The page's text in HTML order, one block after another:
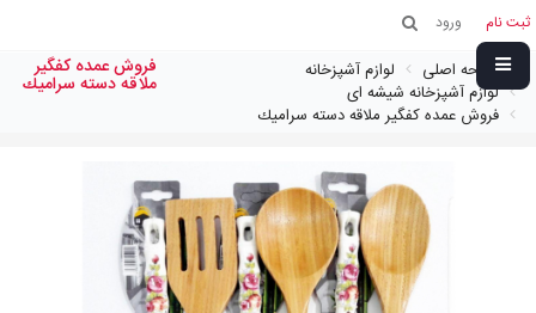
ثبت نام ورود
صفحه اصلی
لوازم آشپزخانه
لوازم آشپزخانه شیشه ای
فروش عمده كفگير ملاقه دسته سراميك
فروش عمده كفگير
ملاقه دسته سراميك